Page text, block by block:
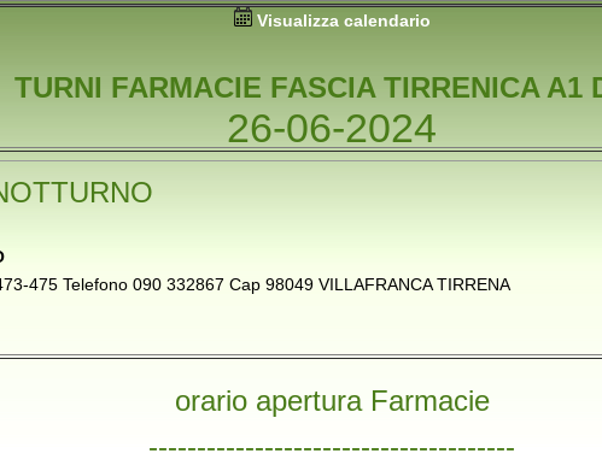
Visualizza calendario
TURNI FARMACIE FASCIA TIRRENICA A1
26-06-2024
475 Telefono 090 332867 Cap 98049 VILLAFRANCA TIRRENA
orario apertura Farmacie
--------------------------------------